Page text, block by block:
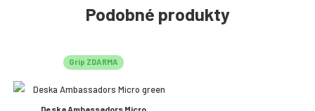
Podobné produkty
Grip ZDARMA